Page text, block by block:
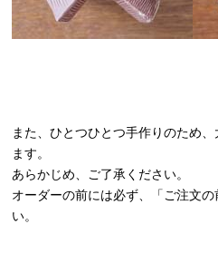
また、ひとつひとつ手作りのため
ます。
あらかじめ、ご了承ください。
オーダーの前には必ず、
「ご注文
い。